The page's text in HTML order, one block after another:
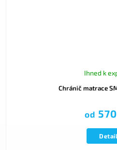
Chránič matrace
Ihned k
od
Detail